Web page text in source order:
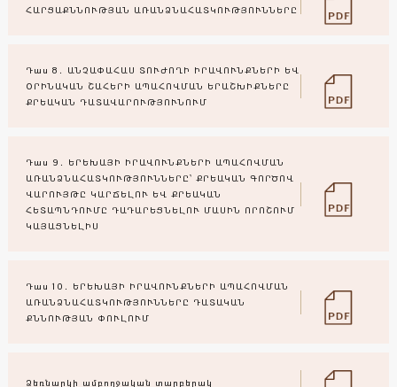
ՀԱՐՑԱՔՆՆՈՒԹՅԱՆ ԱՌԱՆՁՆԱՀԱՏԿՈՒԹՅՈՒՆՆԵՐԸ
Դաս 8․ ԱՆՉԱՓԱՀԱՍ ՏՈՒԺՈՂԻ ԻՐԱՎՈՒՆՔՆԵՐԻ ԵՎ
ՕՐԻՆԱԿԱՆ ՇԱՀԵՐԻ ԱՊԱՀՈՎՄԱՆ ԵՐԱՇԽԻՔՆԵՐԸ
ՔՐԵԱԿԱՆ ԴԱՏԱՎԱՐՈՒԹՅՈՒՆՈՒՄ
Դաս 9․ ԵՐԵԽԱՅԻ ԻՐԱՎՈՒՆՔՆԵՐԻ ԱՊԱՀՈՎՄԱՆ
ԱՌԱՆՁՆԱՀԱՏԿՈՒԹՅՈՒՆՆԵՐԸ՝ ՔՐԵԱԿԱՆ ԳՈՐԾՈՎ
ՎԱՐՈՒՅԹԸ ԿԱՐՃԵԼՈՒ ԵՎ ՔՐԵԱԿԱՆ
ՀԵՏԱՊՆԴՈՒՄԸ ԴԱԴԱՐԵՑՆԵԼՈՒ ՄԱՍԻՆ ՈՐՈՇՈՒՄ
ԿԱՅԱՑՆԵԼԻՍ
Դաս 10․ ԵՐԵԽԱՅԻ ԻՐԱՎՈՒՆՔՆԵՐԻ ԱՊԱՀՈՎՄԱՆ
ԱՌԱՆՁՆԱՀԱՏԿՈՒԹՅՈՒՆՆԵՐԸ ԴԱՏԱԿԱՆ
ՔՆՆՈՒԹՅԱՆ ՓՈՒԼՈՒՄ
Ձեռնարկի ամբողջական տարբերակ